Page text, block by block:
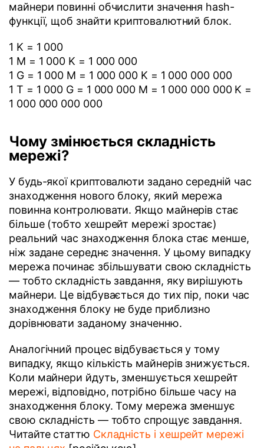
майнери повинні обчислити значення hash-
функції, щоб знайти криптовалютний блок.
1 K = 1 000
1 M = 1 000 K = 1 000 000
1 G = 1 000 M = 1 000 000 K = 1 000 000 000
1 T = 1 000 G = 1 000 000 M = 1 000 000 000 K =
1 000 000 000 000
Чому змінюється складність
мережі?
У будь-якої криптовалюти задано середній час
знаходження нового блоку, який мережа
повинна контролювати. Якщо майнерів стає
більше (тобто хешрейт мережі зростає)
реальний час знаходження блока стає менше,
ніж задане середнє значення. У цьому випадку
мережа починає збільшувати свою складність
— тобто складність завдання, яку вирішують
майнери. Це відбувається до тих пір, поки час
знаходження блоку не буде приблизно
дорівнювати заданому значенню.
Аналогічний процес відбувається у тому
випадку, якщо кількість майнерів знижується.
Коли майнери йдуть, зменшується хешрейт
мережі, відповідно, потрібно більше часу на
знаходження блоку. Тому мережа зменшує
свою складність — тобто спрощує завдання.
Читайте статтю Складність і хешрейт мережі